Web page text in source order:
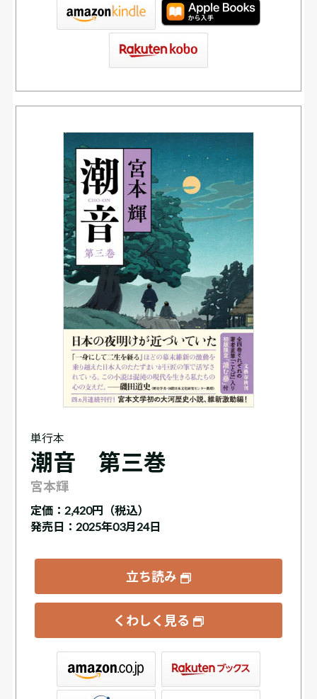
単行本
潮音 第三巻
宮本輝
定価： 2,420円（税込）
発売日：2025年03月24日
立ち読み
くわしく見る